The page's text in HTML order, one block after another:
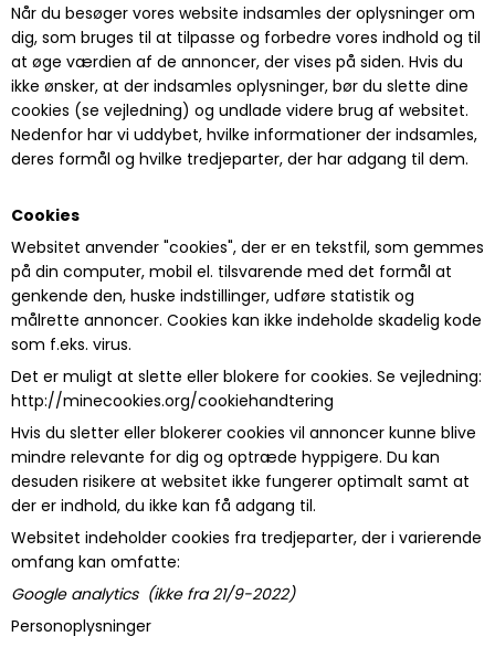
Når du besøger vores website indsamles der oplysninger om
dig, som bruges til at tilpasse og forbedre vores indhold og til
at øge værdien af de annoncer, der vises på siden. Hvis du
ikke ønsker, at der indsamles oplysninger, bør du slette dine
cookies (se vejledning) og undlade videre brug af websitet.
Nedenfor har vi uddybet, hvilke informationer der indsamles,
deres formål og hvilke tredjeparter, der har adgang til dem.
Cookies
Websitet anvender "cookies", der er en tekstfil, som gemmes
på din computer, mobil el. tilsvarende med det formål at
genkende den, huske indstillinger, udføre statistik og
målrette annoncer. Cookies kan ikke indeholde skadelig kode
som f.eks. virus.
Det er muligt at slette eller blokere for cookies. Se vejledning:
http://minecookies.org/cookiehandtering
Hvis du sletter eller blokerer cookies vil annoncer kunne blive
mindre relevante for dig og optræde hyppigere. Du kan
desuden risikere at websitet ikke fungerer optimalt samt at
der er indhold, du ikke kan få adgang til.
Websitet indeholder cookies fra tredjeparter, der i varierende
omfang kan omfatte:
Google analytics (ikke fra 21/9-2022)
Personoplysninger